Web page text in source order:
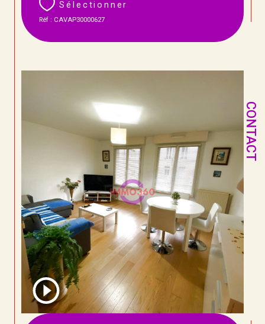
CONTACT
Sélectionner
Réf : CAVAP30000627